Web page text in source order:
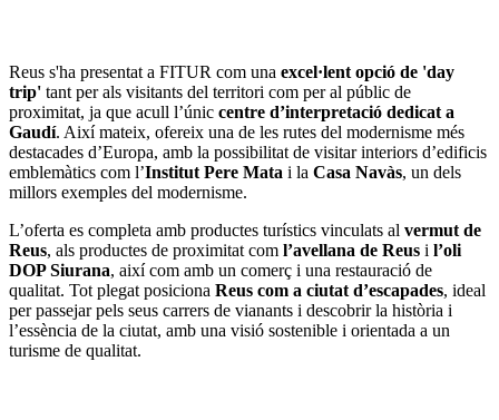
Reus s'ha presentat a FITUR com una excel·lent opció de 'day
trip' tant per als visitants del territori com per al públic de
proximitat, ja que acull l’únic centre d’interpretació dedicat a
Gaudí. Així mateix, ofereix una de les rutes del modernisme més
destacades d’Europa, amb la possibilitat de visitar interiors d’edificis
emblemàtics com l’Institut Pere Mata i la Casa Navàs, un dels
millors exemples del modernisme.
L’oferta es completa amb productes turístics vinculats al vermut de
Reus, als productes de proximitat com l’avellana de Reus i l’oli
DOP Siurana, així com amb un comerç i una restauració de
qualitat. Tot plegat posiciona Reus com a ciutat d’escapades, ideal
per passejar pels seus carrers de vianants i descobrir la història i
l’essència de la ciutat, amb una visió sostenible i orientada a un
turisme de qualitat.